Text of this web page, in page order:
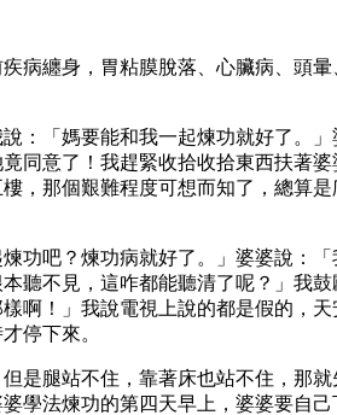
病纏身，胃粘膜脫落、心臟病、頭
：「媽要能和我一起煉功就好了。
同意了！我趕緊收拾收拾東西扶著
，那個艱難程度可想而知了，總算
功吧？煉功病就好了。」婆婆說：
聽不見，這咋都能聽清了呢？」我
啊！」我說電視上說的都是假的，
停下來。
是腿站不住，靠著床也站不住，那
學法煉功的第四天早上，婆婆要自